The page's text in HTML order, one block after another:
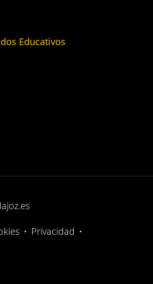
Educativos
• Privacidad •